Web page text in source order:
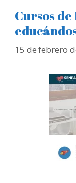
Cursos
15 de febrero